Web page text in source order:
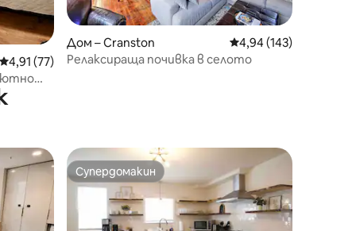
Средна оценка: 4,91 от 5, 77 отзива
4,91 (77)
Дом – Cranston Средна оценка: 4,94
4,94 (143)
Релаксираща почивка в селото
Супердомакин
Супердомакин